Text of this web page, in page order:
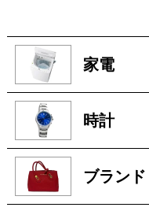
家電
時計
ブランド